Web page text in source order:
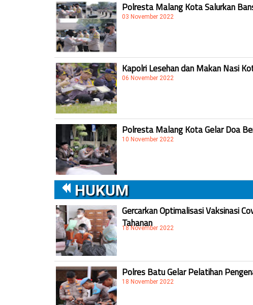
Polresta Malang Kota Salurkan
03 November 2022
Kapolri Lesehan dan Makan Nasi
06 November 2022
Polresta Malang Kota Gelar Doa
10 November 2022
HUKUM
Gercarkan Optimalisasi Vaksinasi
Tahanan
18 November 2022
Polres Batu Gelar Pelatihan
18 November 2022